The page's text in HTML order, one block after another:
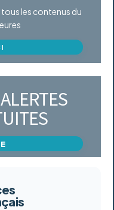
les contenus du